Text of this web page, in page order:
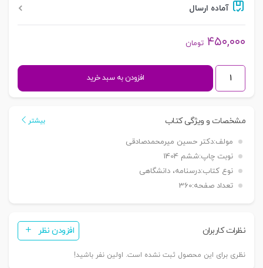
آماده ارسال
۴۵۰,۰۰۰ تومان
حقوق
جزای
مجرمانه)
دکتر
میرمحمد
افزودن به سبد خرید
مشخصات و ویژگی کتاب بیشتر
مولف:دکتر حسین میرمحمدصادقی
نوبت چاپ:ششم 1404
نوع کتاب:درسنامه، دانشگاهی
تعداد صفحه:360
نظرات کاربران افزودن نظر
نظری برای این محصول ثبت نشده است. اولین نفر باشید!